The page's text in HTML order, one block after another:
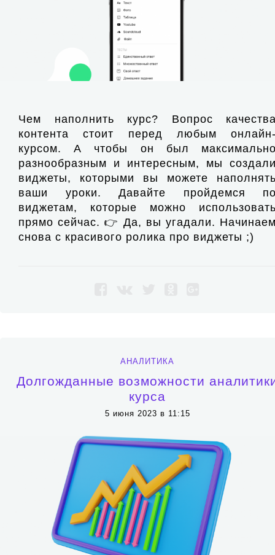
Чем наполнить курс? Вопрос
контента стоит перед любым
курсом. А чтобы он был
разнообразным и интересным, мы
виджеты, которыми вы можете
ваши уроки. Давайте пройдемся
виджетам, которые можно
прямо сейчас. 👉 Да, вы угадали.
снова с красивого ролика про виджеты ;)
АНАЛИТИКА
Долгожданные возможности
курса
5 июня 2023 в 11:15